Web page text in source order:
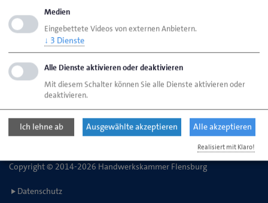
Handwerkskammer Flensburg
Johanniskirchhof 1-7
Telefon: 0461 866-0
E-Mail:info@hwk-flensburg.de
Copyright © 2014-2026 Handwerkskammer Flensburg
Datenschutz
Medien
Eingebettete Videos von externen Anbietern.
↓ 3 Dienste
Alle Dienste aktivieren oder deaktivieren
Mit diesem Schalter können Sie alle Dienste aktivieren oder
deaktivieren.
Ich lehne ab Ausgewählte akzeptieren Alle akzeptieren
Realisiert mit Klaro!